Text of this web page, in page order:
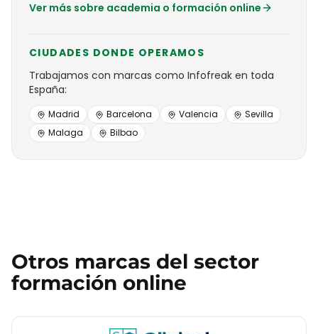
Ver más sobre academia o formación online
CIUDADES DONDE OPERAMOS
Trabajamos con marcas como Infofreak en toda
España:
Madrid Barcelona Valencia
Sevilla
Malaga
Bilbao
Otros marcas del sector
formación online